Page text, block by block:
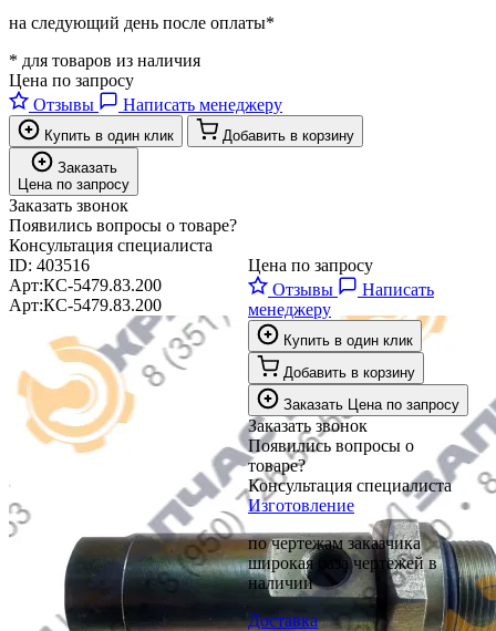
на следующий день после оплаты*
* для товаров из наличия
Цена по запросу
Отзывы
Написать менеджеру
Купить в один клик
Добавить в корзину
Заказать
Цена по запросу
Заказать звонок
Появились вопросы о товаре?
Консультация специалиста
ID: 403516
Арт:КС-5479.83.200
Арт:КС-5479.83.200
Цена по запросу
Отзывы
Написать
менеджеру
Купить в один клик
Добавить в корзину
Заказать Цена по запросу
Заказать звонок
Появились вопросы о
товаре?
Консультация специалиста
Изготовление
по чертежам заказчика
широкая база чертежей в
наличии
Доставка